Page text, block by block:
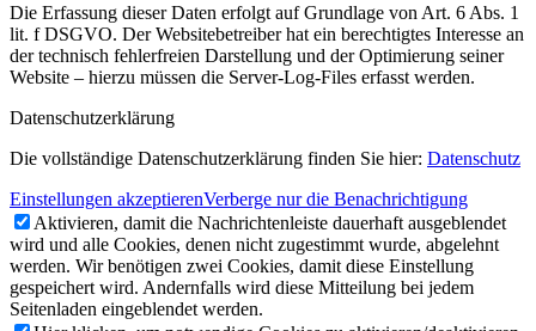
Die Erfassung dieser Daten erfolgt auf Grundlage von Art. 6 Abs. 1
lit. f DSGVO. Der Websitebetreiber hat ein berechtigtes Interesse an
der technisch fehlerfreien Darstellung und der Optimierung seiner
Website – hierzu müssen die Server-Log-Files erfasst werden.
Datenschutzerklärung
Die vollständige Datenschutzerklärung finden Sie hier: Datenschutz
Einstellungen akzeptierenVerberge nur die Benachrichtigung
Aktivieren, damit die Nachrichtenleiste dauerhaft ausgeblendet
wird und alle Cookies, denen nicht zugestimmt wurde, abgelehnt
werden. Wir benötigen zwei Cookies, damit diese Einstellung
gespeichert wird. Andernfalls wird diese Mitteilung bei jedem
Seitenladen eingeblendet werden.